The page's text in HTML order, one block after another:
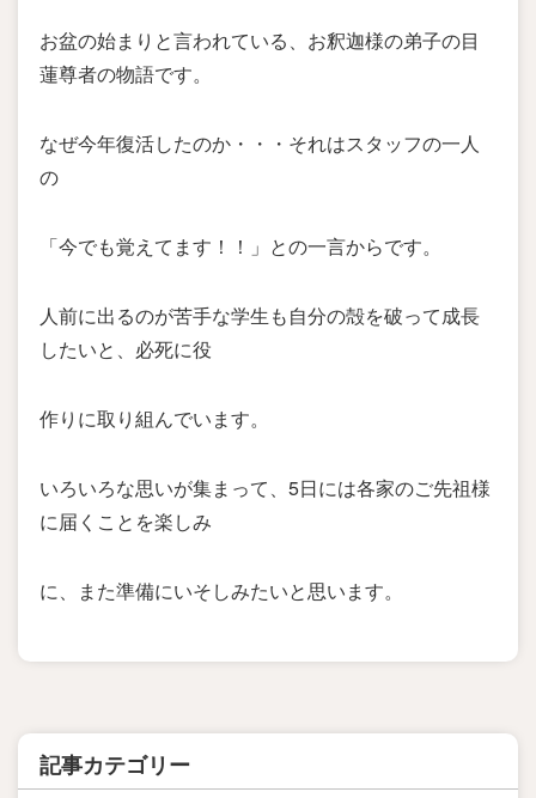
お盆の始まりと言われている、お釈迦様の弟子の目
蓮尊者の物語です。
なぜ今年復活したのか・・・それはスタッフの一人
の
「今でも覚えてます！！」との一言からです。
人前に出るのが苦手な学生も自分の殻を破って成長
したいと、必死に役
作りに取り組んでいます。
いろいろな思いが集まって、5日には各家のご先祖様
に届くことを楽しみ
に、また準備にいそしみたいと思います。
記事カテゴリー